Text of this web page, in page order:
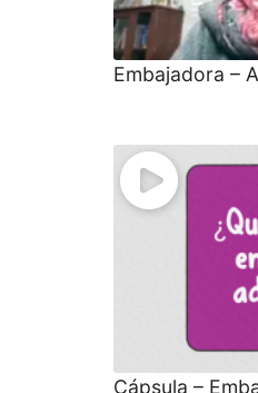
Embajadora –
Cápsula –